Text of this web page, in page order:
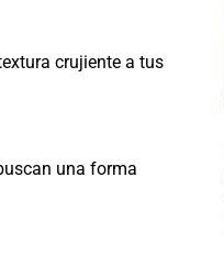
crujiente a tus
una forma